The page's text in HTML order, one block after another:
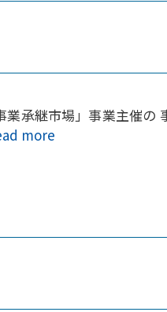
承継市場」事業主催の
more